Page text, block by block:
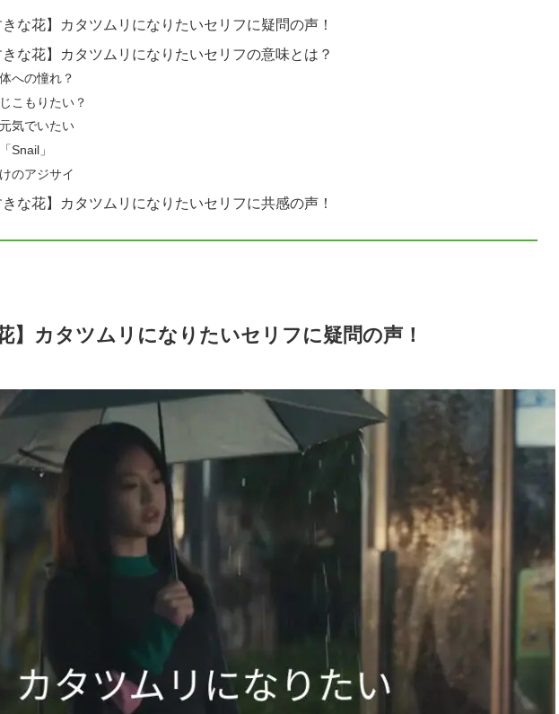
きな花】カタツムリになりたいセリフに疑問の声！
きな花】カタツムリになりたいセリフの意味とは？
への憧れ？
こもりたい？
気でいたい
Snail」
のアジサイ
きな花】カタツムリになりたいセリフに共感の声！
】カタツムリになりたいセリフに疑問の声！